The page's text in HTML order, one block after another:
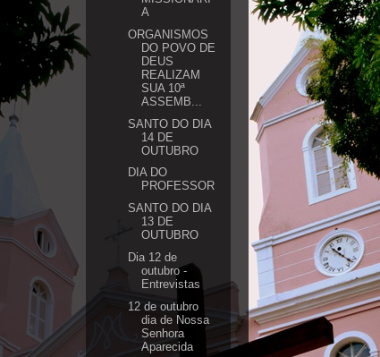
A
ORGANISMOS
DO POVO DE
DEUS
REALIZAM
SUA 10ª
ASSEMB...
SANTO DO DIA
14 DE
OUTUBRO
DIA DO
PROFESSOR
SANTO DO DIA
13 DE
OUTUBRO
Dia 12 de
outubro -
Entrevistas
12 de outubro
dia de Nossa
Senhora
Aparecida